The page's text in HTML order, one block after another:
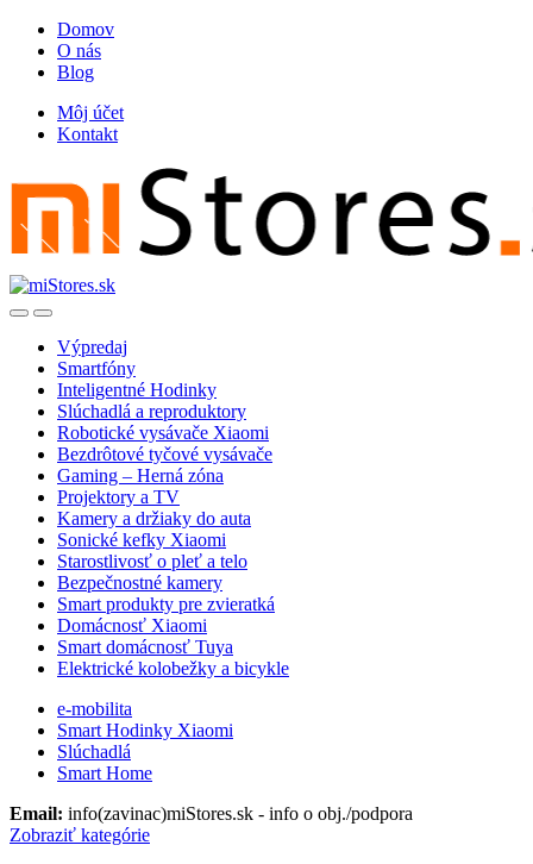
Skip
navigation
Skip
content
Domov
O nás
Blog
Môj účet
Kontakt
OpenClose
Výpredaj
Smartfóny
Inteligentné Hodinky
Slúchadlá a reproduktory
Robotické vysávače Xiaomi
Bezdrôtové tyčové vysávače
Gaming – Herná zóna
Projektory a TV
Kamery a držiaky do auta
Sonické kefky Xiaomi
Starostlivosť o pleť a telo
Bezpečnostné kamery
Smart produkty pre zvieratká
Domácnosť Xiaomi
Smart domácnosť Tuya
Elektrické kolobežky a bicykle
e-mobilita
Smart Hodinky Xiaomi
Slúchadlá
Smart Home
Email: info(zavinac)miStores.sk - info o obj./podpora
Zobraziť kategórie